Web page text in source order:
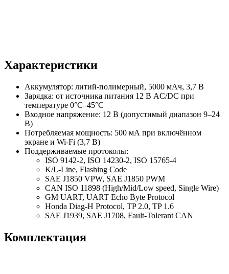
Характеристики
Аккумулятор: литий-полимерный, 5000 мАч, 3,7 В
Зарядка: от источника питания 12 В AC/DC при
температуре 0°C–45°C
Входное напряжение: 12 В (допустимый диапазон 9–24
В)
Потребляемая мощность: 500 мА при включённом
экране и Wi-Fi (3,7 В)
Поддерживаемые протоколы:
ISO 9142-2, ISO 14230-2, ISO 15765-4
K/L-Line, Flashing Code
SAE J1850 VPW, SAE J1850 PWM
CAN ISO 11898 (High/Mid/Low speed, Single Wire)
GM UART, UART Echo Byte Protocol
Honda Diag-H Protocol, TP 2.0, TP 1.6
SAE J1939, SAE J1708, Fault-Tolerant CAN
Комплектация